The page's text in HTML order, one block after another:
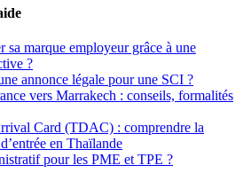
sa marque employeur grâce à une
?
annonce légale pour une SCI ?
vers Marrakech : conseils, formalités
Card (TDAC) : comprendre la
en Thaïlande
pour les PME et TPE ?